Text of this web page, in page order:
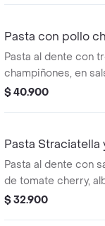
Pasta con pollo
Pasta al dente con
champiñones, en
$ 40.900
Pasta Straciatella
Pasta al dente con
de tomate cherry,
queso parmesano.
$ 32.900